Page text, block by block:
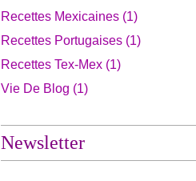
Recettes Mexicaines (1)
Recettes Portugaises (1)
Recettes Tex-Mex (1)
Vie De Blog (1)
Newsletter